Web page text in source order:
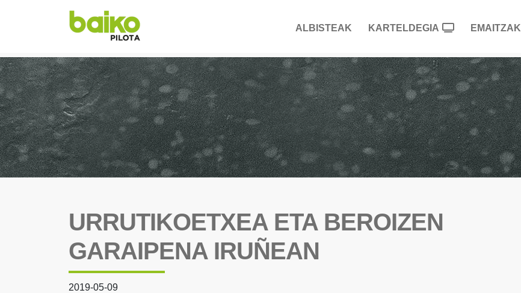
ALBISTEAK KARTELDEGIA EMAITZAK
URRUTIKOETXEA ETA BEROIZEN
GARAIPENA IRUÑEAN
2019-05-09